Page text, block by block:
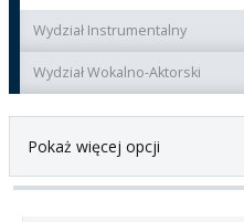
Wydział Instrumentalny
Wydział Wokalno-Aktorski
Pokaż więcej opcji